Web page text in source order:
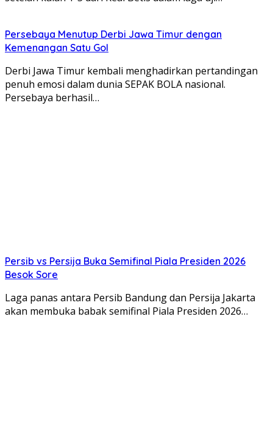
Persebaya Menutup Derbi Jawa Timur dengan
Kemenangan Satu Gol
Derbi Jawa Timur kembali menghadirkan pertandingan
penuh emosi dalam dunia SEPAK BOLA nasional.
Persebaya berhasil…
Persib vs Persija Buka Semifinal Piala Presiden 2026
Besok Sore
Laga panas antara Persib Bandung dan Persija Jakarta
akan membuka babak semifinal Piala Presiden 2026…